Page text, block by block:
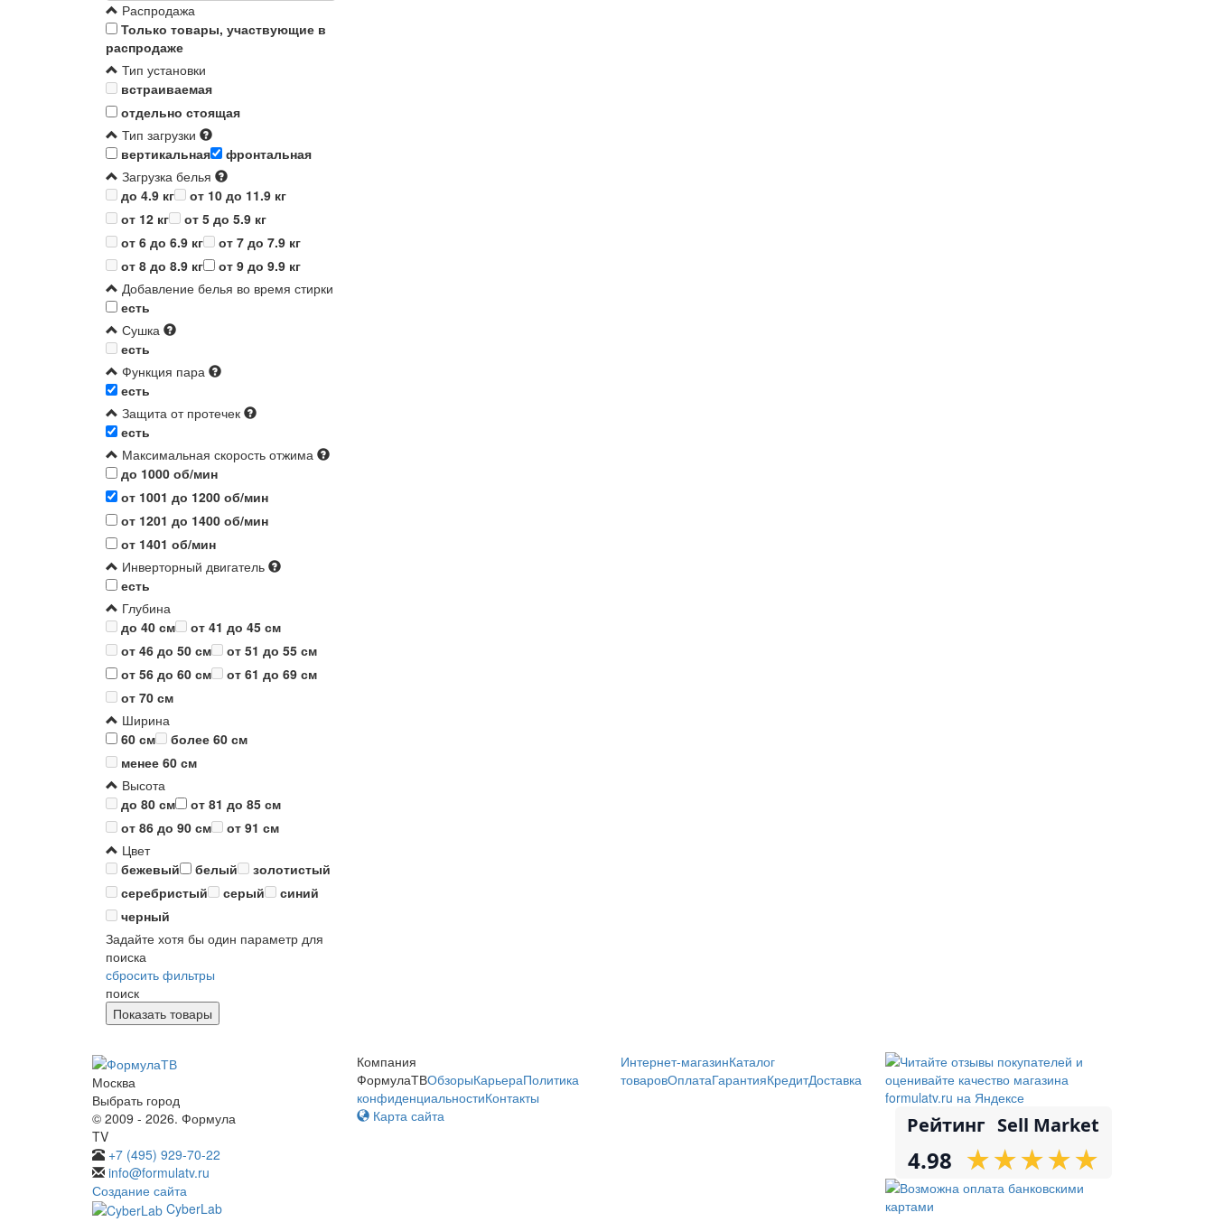
Распродажа
Только товары, участвующие в
распродаже
Тип установки
встраиваемая
отдельно стоящая
Тип загрузки
вертикальная
фронтальная
Загрузка белья
до 4.9 кг
от 10 до 11.9 кг
от 12 кг
от 5 до 5.9 кг
от 6 до 6.9 кг
от 7 до 7.9 кг
от 8 до 8.9 кг
от 9 до 9.9 кг
Добавление белья во время стирки
есть
Сушка
есть
Функция пара
есть
Защита от протечек
есть
Максимальная скорость отжима
до 1000 об/мин
от 1001 до 1200 об/мин
от 1201 до 1400 об/мин
от 1401 об/мин
Инверторный двигатель
есть
Глубина
до 40 см
от 41 до 45 см
от 46 до 50 см
от 51 до 55 см
от 56 до 60 см
от 61 до 69 см
от 70 см
Ширина
60 см
более 60 см
менее 60 см
Высота
до 80 см
от 81 до 85 см
от 86 до 90 см
от 91 см
Цвет
бежевый
белый
золотистый
серебристый
серый
синий
черный
Задайте хотя бы один параметр для
поиска
сбросить фильтры
поиск
Москва
Выбрать город
© 2009 - 2026. Формула
TV
+7 (495) 929-70-22
info@formulatv.ru
Создание сайта
CyberLab
Компания
ФормулаТВОбзорыКарьераПолитика
конфиденциальностиКонтакты
Интернет-магазинКаталог
товаровОплатаГарантияКредитДоставка
Карта сайта
Рейтинг Sell Market
4.98 ★
★★
★★
★★
★★
★